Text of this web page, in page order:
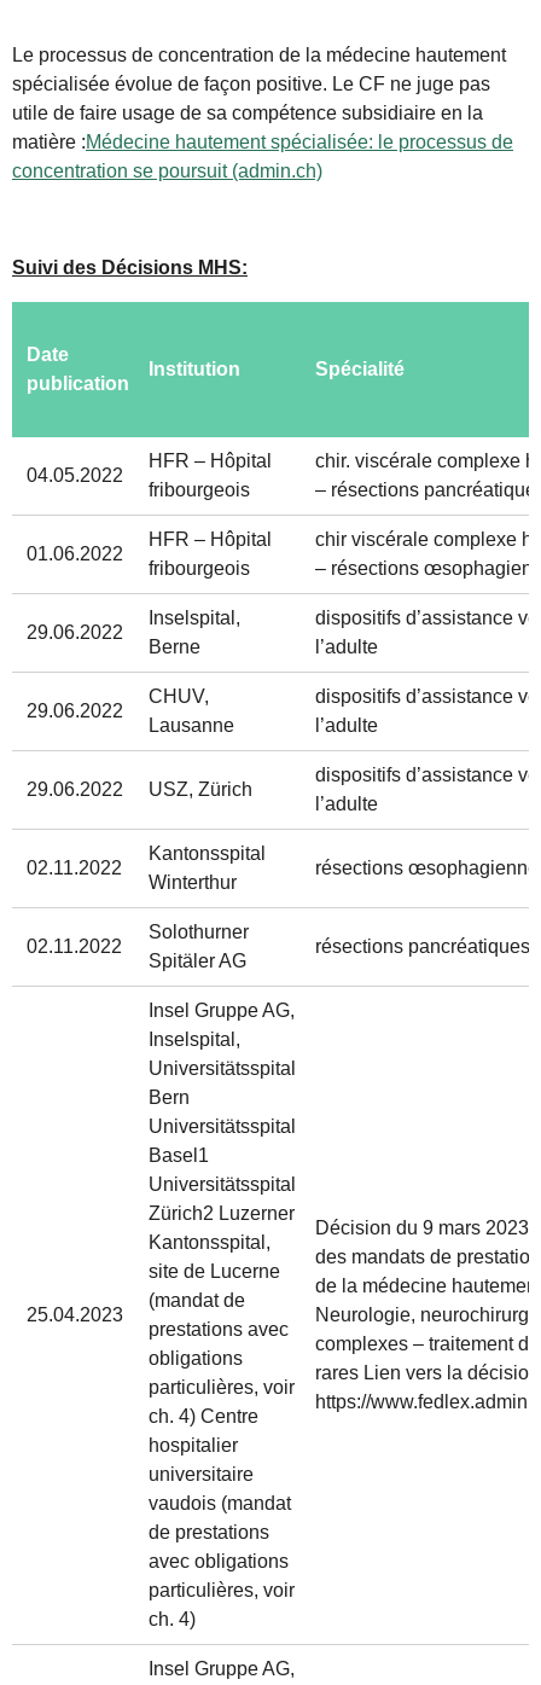
Le processus de concentration de la médecine hautement
spécialisée évolue de façon positive. Le CF ne juge pas
utile de faire usage de sa compétence subsidiaire en la
matière :Médecine hautement spécialisée: le processus de
concentration se poursuit (admin.ch)
Suivi des Décisions MHS:
Date
publication
Institution Spécialité
04.05.2022
HFR – Hôpital
fribourgeois
chir. viscérale complexe
– résections
01.06.2022
HFR – Hôpital
fribourgeois
chir viscérale complexe
– résections
29.06.2022
Inselspital,
Berne
dispositifs d’assistance
l’adulte
29.06.2022
CHUV,
Lausanne
dispositifs d’assistance
l’adulte
29.06.2022 USZ, Zürich
dispositifs d’assistance
l’adulte
02.11.2022
Kantonsspital
Winterthur
résections
02.11.2022
Solothurner
Spitäler AG
résections pancréatiques
25.04.2023
Insel Gruppe AG,
Inselspital,
Universitätsspital
Bern
Universitätsspital
Basel1
Universitätsspital
Zürich2 Luzerner
Kantonsspital,
site de Lucerne
(mandat de
prestations avec
obligations
particulières, voir
ch. 4) Centre
hospitalier
universitaire
vaudois (mandat
de prestations
avec obligations
particulières, voir
ch. 4)
Décision du 9 mars 2023
des mandats de
de la médecine
Neurologie,
complexes – traitement
rares Lien vers la
https://
Insel Gruppe AG,